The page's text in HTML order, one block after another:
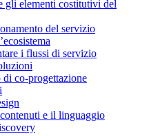
gli elementi costitutivi del
del servizio
i flussi di servizio
co-progettazione
e il linguaggio